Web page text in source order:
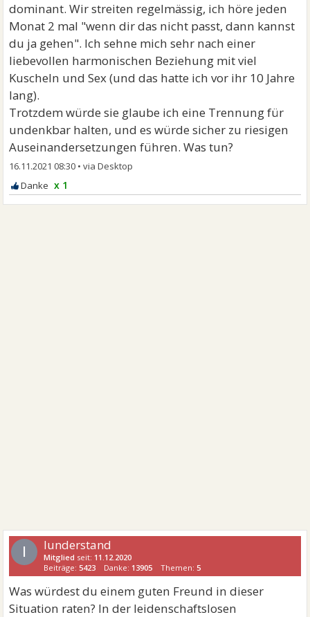
dominant. Wir streiten regelmässig, ich höre jeden
Monat 2 mal "wenn dir das nicht passt, dann kannst
du ja gehen". Ich sehne mich sehr nach einer
liebevollen harmonischen Beziehung mit viel
Kuscheln und Sex (und das hatte ich vor ihr 10 Jahre
lang).
Trotzdem würde sie glaube ich eine Trennung für
undenkbar halten, und es würde sicher zu riesigen
Auseinandersetzungen führen. Was tun?
16.11.2021 08:30 •
x 1
I Iunderstand
Mitglied seit: 11.12.2020
Beiträge:5423 Danke: 13905 Themen:5
Was würdest du einem guten Freund in dieser
Situation raten? In der leidenschaftslosen